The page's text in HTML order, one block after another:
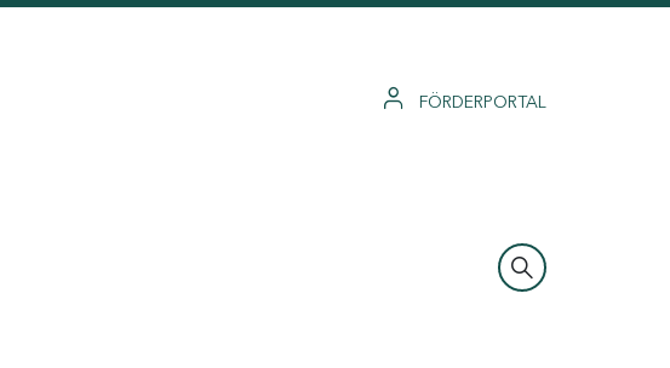
FÖRDERPORTAL